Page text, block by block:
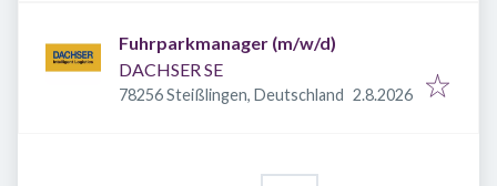
Fuhrparkmanager (m/w/d)
DACHSER SE
78256 Steißlingen, Deutschland Veröffentlicht
2.8.2026